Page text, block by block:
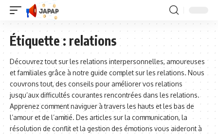
Étiquette :relations
Découvrez tout sur les relations interpersonnelles, amoureuses
et familiales grâce à notre guide complet sur les relations. Nous
couvrons tout, des conseils pour améliorer vos relations
jusqu’aux difficultés courantes rencontrées dans les relations.
Apprenez comment naviguer à travers les hauts et les bas de
l’amour et de l’amitié. Des articles sur la communication, la
résolution de conflit et la gestion des émotions vous aideront à